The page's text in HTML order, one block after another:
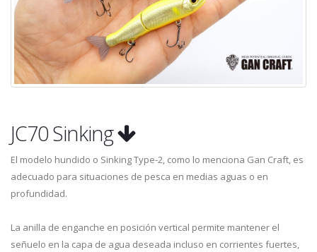
JC70 Sinking
El modelo hundido o Sinking Type-2, como lo menciona Gan Craft, es
adecuado para situaciones de pesca en medias aguas o en
profundidad.
La anilla de enganche en posición vertical permite mantener el
señuelo en la capa de agua deseada incluso en corrientes fuertes,